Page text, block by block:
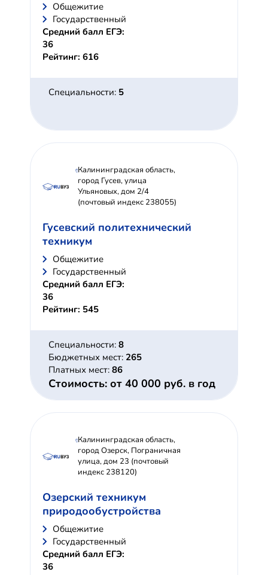
Общежитие
Государственный
Средний балл ЕГЭ:
36
Рейтинг: 616
Специальности: 5
Калининградская область,
город Гусев, улица
Ульяновых, дом 2/4
(почтовый индекс 238055)
Гусевский политехнический
техникум
Общежитие
Государственный
Средний балл ЕГЭ:
36
Рейтинг: 545
Специальности: 8
Бюджетных мест: 265
Платных мест: 86
Стоимость: от 40 000 руб. в год
Калининградская область,
город Озерск, Пограничная
улица, дом 23 (почтовый
индекс 238120)
Озерский техникум
природообустройства
Общежитие
Государственный
Средний балл ЕГЭ:
36